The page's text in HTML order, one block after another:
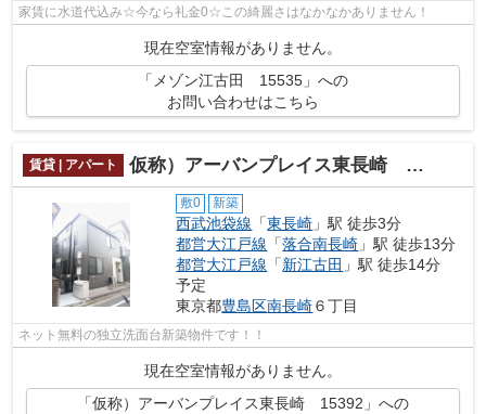
家賃に水道代込み☆今なら礼金0☆この綺麗さはなかなかありません！
現在空室情報がありません。
「メゾン江古田 15535」への
お問い合わせはこちら
賃貸 | アパート 仮称）アーバンプレイス東長崎 15392
敷0 新築
西武池袋線 「東長崎 」駅 徒歩3分
都営大江戸線 「落合南長崎 」駅 徒歩13分
都営大江戸線 「新江古田 」駅 徒歩14分
予定
東京都豊島区南長崎６丁目
ネット無料の独立洗面台新築物件です！！
現在空室情報がありません。
「仮称）アーバンプレイス東長崎 15392」への